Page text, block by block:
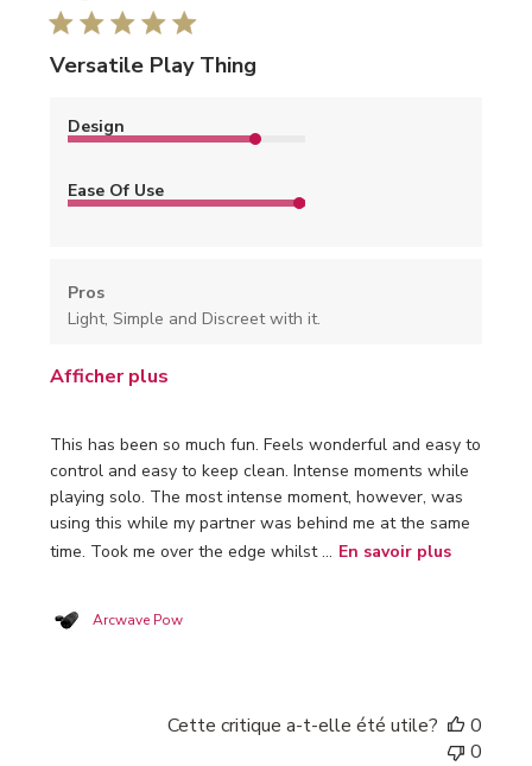
Versatile Play Thing
This has been so much fun. Feels wonderful and easy to
control and easy to keep clean. Intense moments while
playing solo. The most intense moment, however, was
using this while my partner was behind me at the same
time. Took me over the edge whilst ... En savoir plus
Arcwave Pow
Design
Ease Of Use
Pros
Light, Simple and Discreet with it.
Afficher plus
Cette critique a-t-elle été utile?
0
0